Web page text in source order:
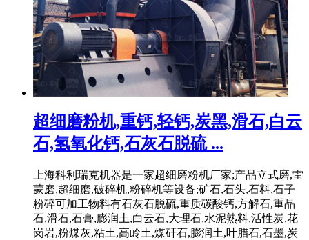
超细磨粉机,重钙,轻钙,炭黑,滑石,白云
石,氢氧化钙,石灰石脱硫 ...
上海科利瑞克机器是一家超细磨粉机厂家;产品立式磨,雷
蒙磨,超细磨,破碎机,粉碎机等设备;矿石,石头,石料,石子
粉碎可加工物料有石灰石脱硫,重质碳酸钙,方解石,重晶
石,滑石,石膏,膨润土,白云石,大理石,水泥熟料,活性炭,花
岗岩,粉煤灰,粘土,高岭土,煤矸石,膨润土,叶腊石,石墨,炭